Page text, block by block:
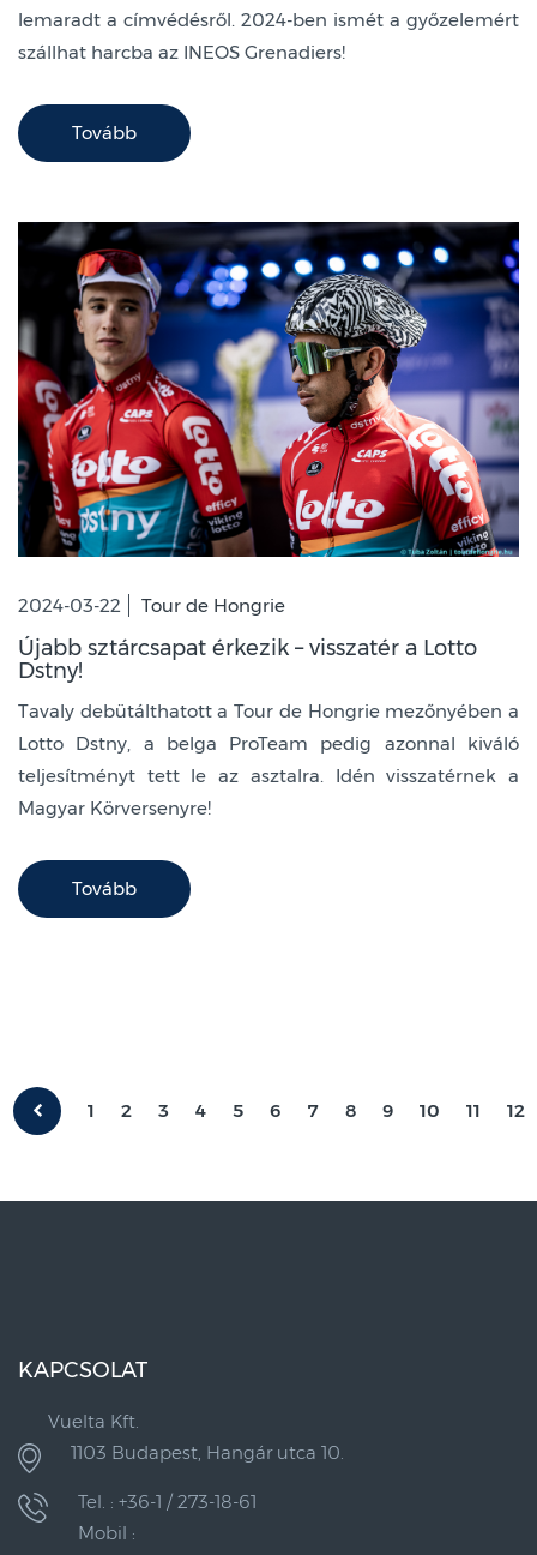
lemaradt a címvédésről. 2024-ben ismét a győzelemért
szállhat harcba az INEOS Grenadiers!
Tovább
2024-03-22 Tour de Hongrie
Újabb sztárcsapat érkezik – visszatér a Lotto
Dstny!
Tavaly debütálthatott a Tour de Hongrie mezőnyében a
Lotto Dstny, a belga ProTeam pedig azonnal kiváló
teljesítményt tett le az asztalra. Idén visszatérnek a
Magyar Körversenyre!
Tovább
1 2 3 4 5 6 7 8 9 10 11 12
KAPCSOLAT
Vuelta Kft.
1103 Budapest, Hangár utca 10.
Tel. : +36-1 / 273-18-61
Mobil :